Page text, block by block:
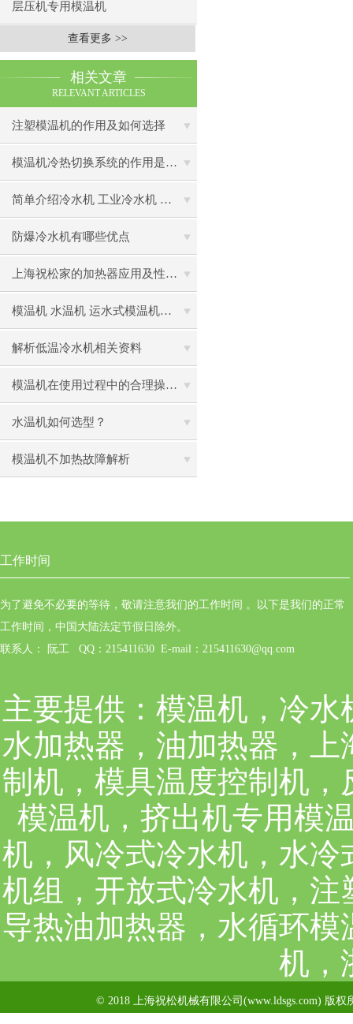
层压机专用模温机
查看更多 >>
相关文章
RELEVANT ARTICLES
注塑模温机的作用及如何选择
模温机冷热切换系统的作用是什么?
简单介绍冷水机 工业冷水机 工业冷水机组的应用
防爆冷水机有哪些优点
上海祝松家的加热器应用及性能特点
模温机 水温机 运水式模温机的八大特点
解析低温冷水机相关资料
模温机在使用过程中的合理操作及注意事项
水温机如何选型？
模温机不加热故障解析
工作时间
为了避免不必要的等待，敬请注意我们的工作时间 。以下是我们的正常
工作时间，中国大陆法定节假日除外。
联系人： 阮工 QQ：215411630 E-mail：215411630@qq.com
主要提供： 模温机，冷水
水加热器，油加热器，
制机，模具温度控制机
模温机，挤出机专用模
机，风冷式冷水机，水
机组，开放式冷水机，
导热油加热器，水循环
机，
© 2018 上海祝松机械有限公司(www.ldsgs.com) 版权